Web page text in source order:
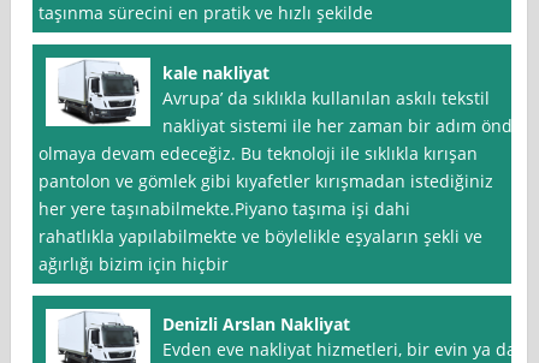
taşınma sürecini en pratik ve hızlı şekilde
kale nakliyat
Avrupa’ da sıklıkla kullanılan askılı tekstil
nakliyat sistemi ile her zaman bir adım önde
olmaya devam edeceğiz. Bu teknoloji ile sıklıkla kırışan
pantolon ve gömlek gibi kıyafetler kırışmadan istediğiniz
her yere taşınabilmekte.Piyano taşıma işi dahi
rahatlıkla yapılabilmekte ve böylelikle eşyaların şekli ve
ağırlığı bizim için hiçbir
Denizli Arslan Nakliyat
Evden eve nakliyat hizmetleri, bir evin ya da